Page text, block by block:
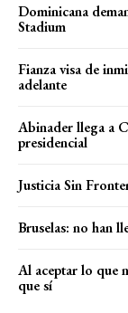
Dominicana
Stadium
Fianza visa de
adelante
Abinader llega a
presidencial
Justicia Sin
Bruselas: no han
Al aceptar lo que
que sí